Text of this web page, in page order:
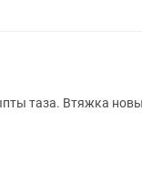
таза. Втяжка